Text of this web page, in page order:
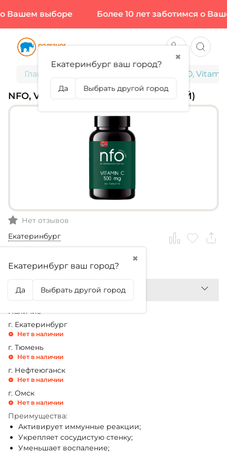
Вашем выборе Более 10 лет заботимся о
Главная NFO,
NFO, VITAMIN C, 60 ТАБЛ (60 ПОРЦИЙ)
Нет отзывов
Екатеринбург
✖
Екатеринбург ваш город?
Да Выбрать другой город
1 890,99₽
Наличие
г. Екатеринбург
Нет в наличии
г. Тюмень
Нет в наличии
г. Нефтеюганск
Нет в наличии
г. Омск
Нет в наличии
Преимущества:
Активирует иммунные реакции;
Укрепляет сосудистую стенку;
Уменьшает воспаление;
✖
Екатеринбург ваш город?
Да Выбрать другой город